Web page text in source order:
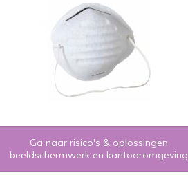
Ga naar risico's & oplossingen
beeldschermwerk en kantooromgeving